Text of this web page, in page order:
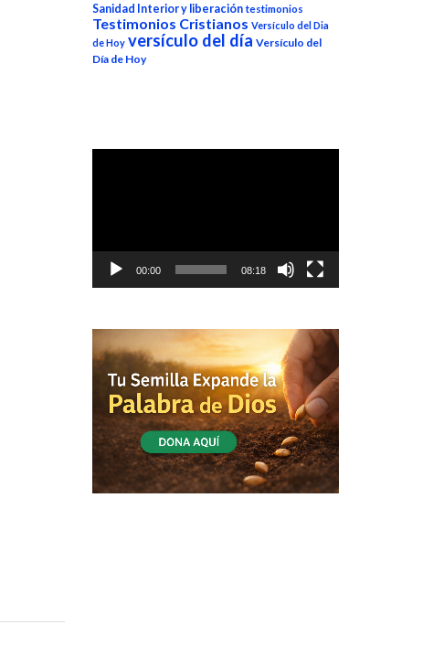
Sanidad Interior y liberación testimonios
Testimonios Cristianos Versículo del Dia
de Hoy versículo del día Versículo del
Día de Hoy
Reproductor
00:00 08:18